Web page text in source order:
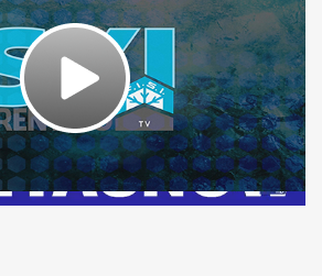
Play
Video